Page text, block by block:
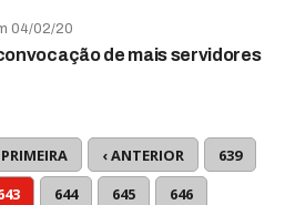
04/02/20
de mais servidores
‹ ANTERIOR
639
644 645
646